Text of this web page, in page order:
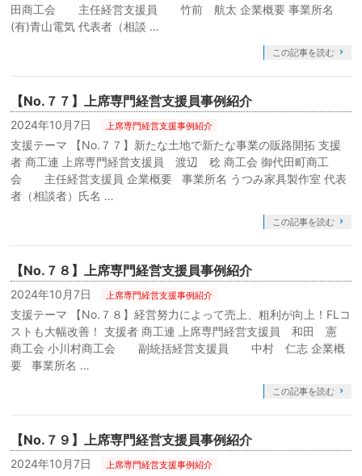
田商工会 主任経営支援員 竹前 航太 企業概要 事業所名
(有)青山電気 代表者（相談 …
この記事を読む
【No.７７】上席専門経営支援員事例紹介
2024年10月7日 上席専門経営支援事例紹介
支援テーマ 【No.７７】新たな土地で新たな事業の販路開拓 支援
者 商工連 上席専門経営支援員 渡辺 稔 商工会 御代田町商工
会 主任経営支援員 企業概要 事業所名 うつみ家具製作室 代表
者（相談者）氏名 …
この記事を読む
【No.７８】上席専門経営支援員事例紹介
2024年10月7日 上席専門経営支援事例紹介
支援テーマ 【No.７８】経営努力によって売上、粗利が向上！FLコ
ストも大幅改善！ 支援者 商工連 上席専門経営支援員 和田 憲
商工会 小川村商工会 副統括経営支援員 中村 仁志 企業概
要 事業所名 …
この記事を読む
【No.７９】上席専門経営支援員事例紹介
2024年10月7日 上席専門経営支援事例紹介